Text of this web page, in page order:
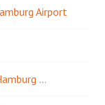
Airport
…